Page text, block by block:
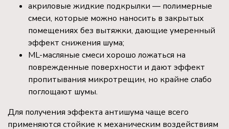
акриловые жидкие подкрылки — полимерные
смеси, которые можно наносить в закрытых
помещениях без вытяжки, дающие умеренный
эффект снижения шума;
ML-масляные смеси хорошо ложаться на
поврежденные поверхности и дают эффект
пропитывания микротрещин, но крайне слабо
поглощают шумы.
Для получения эффекта антишума чаще всего
применяются стойкие к механическим воздействиям